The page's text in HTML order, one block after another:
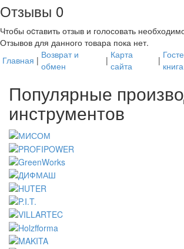
Отзывы 0
Чтобы оcтавить отзыв и голосовать
Отзывов для данного товара пока нет.
Главная | Возврат и
обмен
| Карта
сайта
| книга
Популярные
инструментов